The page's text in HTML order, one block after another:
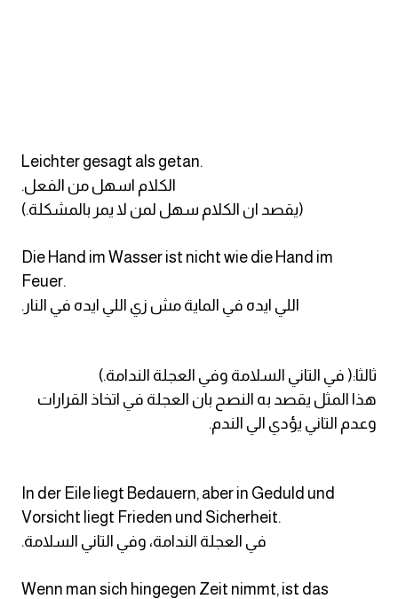
كلمات بحرف n
كلمات بحرف o
Leichter gesagt als getan.
.الكلام اسهل من الفعل
(.يقصد ان الكلام سهل لمن لا يمر بالمشكلة)
Die Hand im Wasser ist nicht wie die Hand im
Feuer.
.اللي ايده في الماية مش زي اللي ايده في النار
ثالثا:( في التاني السلامة وفي العجلة الندامة.)
هذا المثل يقصد به النصح بان العجلة في اتخاذ القرارات
وعدم التاني يؤدي الي الندم.
In der Eile liegt Bedauern, aber in Geduld und
Vorsicht liegt Frieden und Sicherheit.
.في العجلة الندامة، وفي التاني السلامة
Wenn man sich hingegen Zeit nimmt, ist das